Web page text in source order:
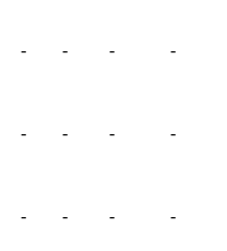
- - - -
- - - -
- - - -